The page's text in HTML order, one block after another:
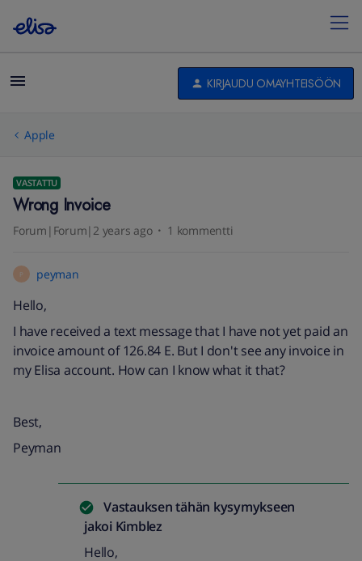
KIRJAUDU OMAYHTEISÖÖN
Apple
VASTATTU
Wrong Invoice
Forum|Forum|2 years ago 1 kommentti
P peyman
Hello,
I have received a text message that I have not yet paid an
invoice amount of 126.84 E. But I don't see any invoice in
my Elisa account. How can I know what it that?
Best,
Peyman
Vastauksen tähän kysymykseen
jakoi Kimblez
Hello,